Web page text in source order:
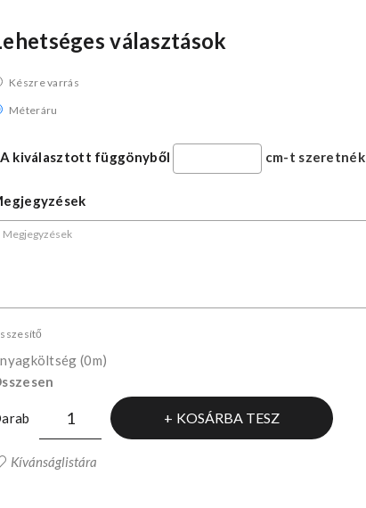
választások
Készre varrás
Méteráru
A kiválasztott függönyből cm-t szeretnék
(0m)
KOSÁRBA TESZ
Kívánságlistára